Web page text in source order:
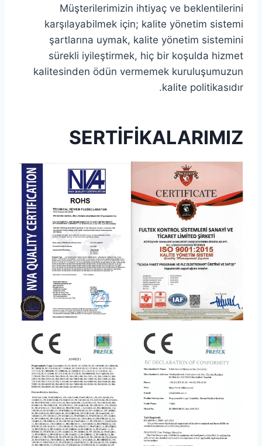
Müşterilerimizin ihtiyaç ve beklentilerini
karşılayabilmek için; kalite yönetim sistemi
şartlarına uymak, kalite yönetim sistemini
sürekli iyileştirmek, hiç bir koşulda hizmet
kalitesinden ödün vermemek kuruluşumuzun
kalite politikasıdır.
SERTİFİKALARIMIZ